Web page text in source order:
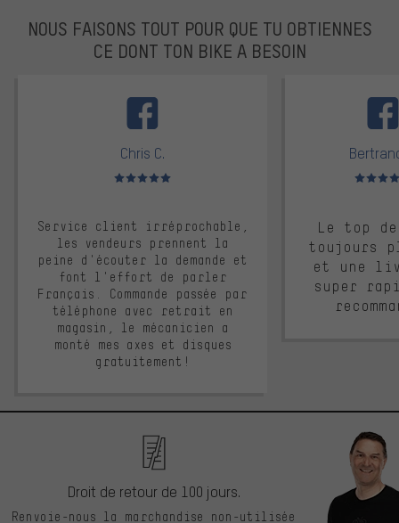
NOUS FAISONS TOUT POUR QUE TU OBTIENNES
CE DONT TON BIKE A BESOIN
Chris C.
Note moyenne : 5 sur 5
Service client irréprochable,
les vendeurs prennent la
peine d'écouter la demande et
font l'effort de parler
Français. Commande passée par
téléphone avec retrait en
magasin, le mécanicien a
monté mes axes et disques
gratuitement!
Note
Le top
toujours
et une
super
Droit de retour de 100 jours.
Renvoie-nous la marchandise non-utilisée